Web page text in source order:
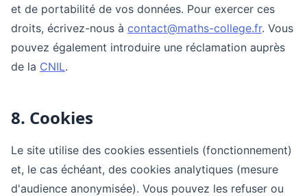
et de portabilité de vos données. Pour exercer ces
droits, écrivez-nous à contact@maths-college.fr. Vous
pouvez également introduire une réclamation auprès
de la CNIL.
8. Cookies
Le site utilise des cookies essentiels (fonctionnement)
et, le cas échéant, des cookies analytiques (mesure
d'audience anonymisée). Vous pouvez les refuser ou